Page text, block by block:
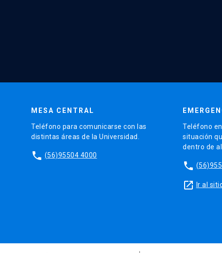
MESA CENTRAL
Teléfono para comunicarse con las
distintas áreas de la Universidad.
phone (56)95504 4000
Teléfono
situación
dentro de
phone
launch Ir al